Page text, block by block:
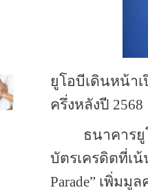
ยูโอบีเดินหน้า
ครึ่งหลังปี 2568
ธนาคาร
บัตรเครดิตที่เ
Parade” เพิ่มมูล